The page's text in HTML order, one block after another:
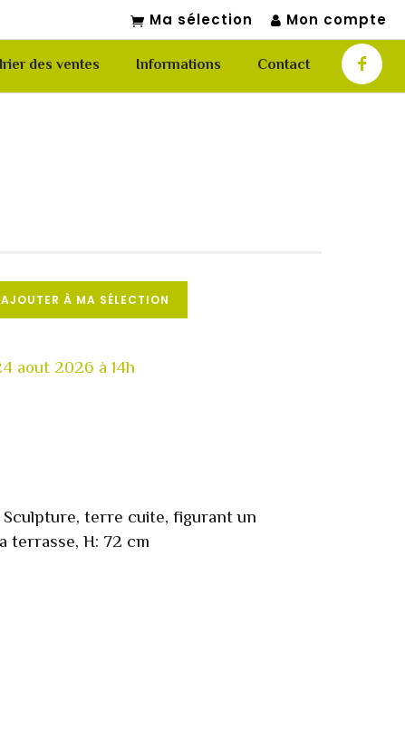
Ma sélection Mon compte
des ventes Informations Contact
AJOUTER À MA SÉLECTION
Sculpture, terre cuite, figurant un
terrasse, H: 72 cm